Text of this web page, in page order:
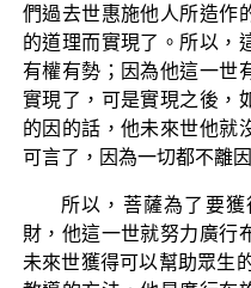
們過去世惠施他人所造作
的道理而實現了。所以，
有權有勢；因為他這一世
實現了，可是實現之後，
的因的話，他未來世他就
可言了，因為一切都不離因
所以，菩薩為了要
財，他這一世就努力廣行
未來世獲得可以幫助眾生